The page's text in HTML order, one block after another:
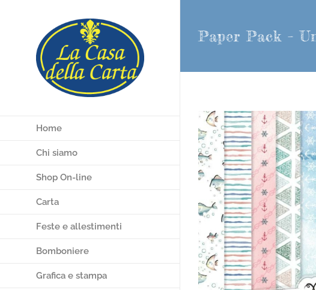
Home
Chi siamo
Shop On-line
Carta
Feste e allestimenti
Bomboniere
Grafica e stampa
Paper Pack –